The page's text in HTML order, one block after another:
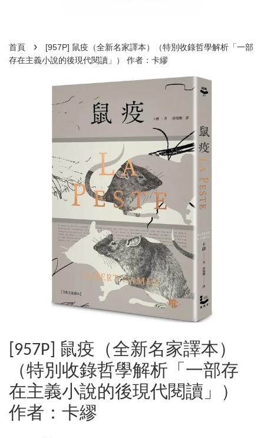
首頁 ›
[957P] 鼠疫（全新名家譯本）（特別收錄哲學解析「一部
存在主義小說的後現代閱讀」） 作者：卡繆
[957P] 鼠疫（全新名家譯本）
（特別收錄哲學解析「一部存
在主義小說的後現代閱讀」）
作者：卡繆